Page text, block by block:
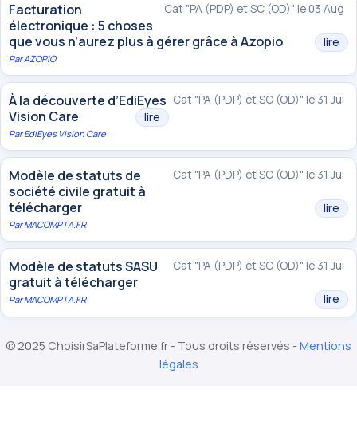
Cat "PA (PDP) et SC (OD)" le 03 Aug
Facturation
électronique : 5 choses
que vous n’aurez plus à gérer grâce à Azopio
lire
ParAZOPIO
Cat "PA (PDP) et SC (OD)" le 31 Jul
À la découverte d’EdiEyes
Vision Care
lire
ParEdiEyes Vision Care
Cat "PA (PDP) et SC (OD)" le 31 Jul
Modèle de statuts de
société civile gratuit à
télécharger
lire
ParMACOMPTA.FR
Cat "PA (PDP) et SC (OD)" le 31 Jul
Modèle de statuts SASU
gratuit à télécharger
lire
ParMACOMPTA.FR
© 2025 ChoisirSaPlateforme.fr - Tous droits réservés -Mentions
légales